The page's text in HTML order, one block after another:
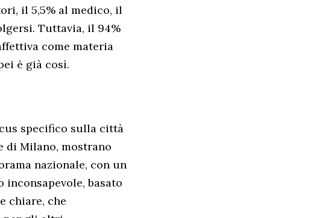
il 5,5% al medico, il
Tuttavia, il 94%
come materia
è già così.
specifico sulla città
di Milano, mostrano
nazionale, con un
basato
chiare, che